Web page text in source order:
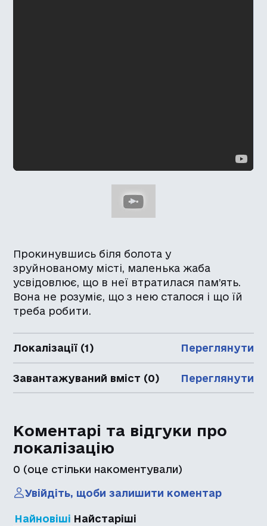
Прокинувшись біля болота у
зруйнованому місті, маленька жаба
усвідовлює, що в неї втратилася пам’ять.
Вона не розуміє, що з нею сталося і що їй
треба робити.
Локалізації (1) Переглянути
Завантажуваний вміст (0) Переглянути
Коментарі та відгуки про
локалізацію
0 (оце стільки накоментували)
Увійдіть, щоби залишити коментар
Найновіші Найстаріші